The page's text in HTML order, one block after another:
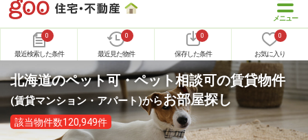
0
最近検索した条件
0
最近見た物件
0
保存した条件
0
お気に入り
北海道のペット可・ペット相談可の賃貸物件
(賃貸マンション・アパート)からお部屋探し
該当物件数120,949件